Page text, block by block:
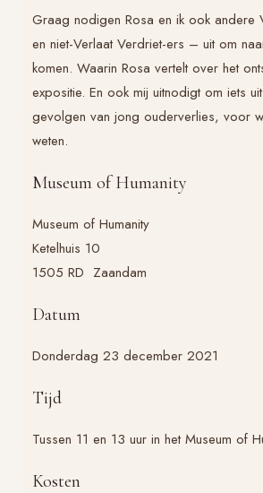
Graag nodigen Rosa en ik ook andere
en niet-Verlaat Verdriet-ers – uit om
komen. Waarin Rosa vertelt over het
expositie. En ook mij uitnodigt om iets
gevolgen van jong ouderverlies, voor
weten.
Museum of Humanity
Museum of Humanity
Ketelhuis 10
1505 RD Zaandam
Datum
Donderdag 23 december 2021
Tijd
Tussen 11 en 13 uur in het Museum of
Kosten